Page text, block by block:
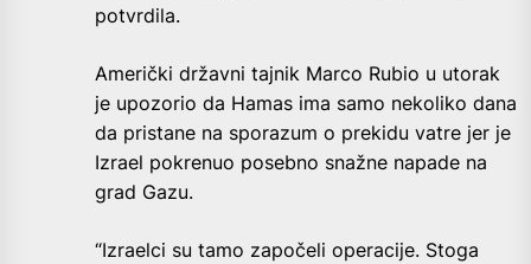
potvrdila.
Američki državni tajnik Marco Rubio u utorak
je upozorio da Hamas ima samo nekoliko dana
da pristane na sporazum o prekidu vatre jer je
Izrael pokrenuo posebno snažne napade na
grad Gazu.
“Izraelci su tamo započeli operacije. Stoga